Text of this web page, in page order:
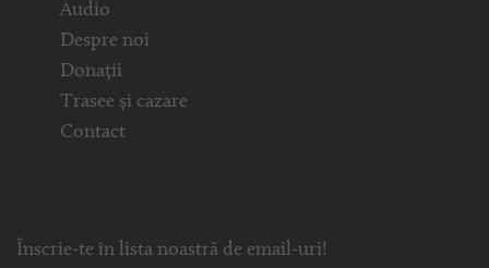
Audio
Despre noi
Donații
Trasee și cazare
Contact
Înscrie-te în lista noastră de email-uri!